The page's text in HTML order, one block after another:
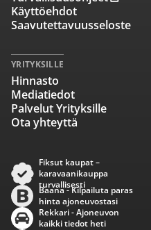
Käyttöehdot
Saavutettavuusseloste
YRITYKSILLE
Hinnasto
Mediatiedot
Palvelut Yrityksille
Ota yhteyttä
Fiksut kaupat –
karavaanikauppa
turvallisesti
Baana - Kilpailuta paras
hinta ajoneuvostasi
Rekkari - Ajoneuvon
kaikki tiedot heti